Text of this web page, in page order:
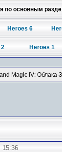
по основным
Heroes 6
2 Heroes 1
Magic IV: Облака
15:36